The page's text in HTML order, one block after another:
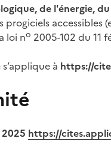
de l'énergie,
loi no 2005-102 du 11
à https://
https://